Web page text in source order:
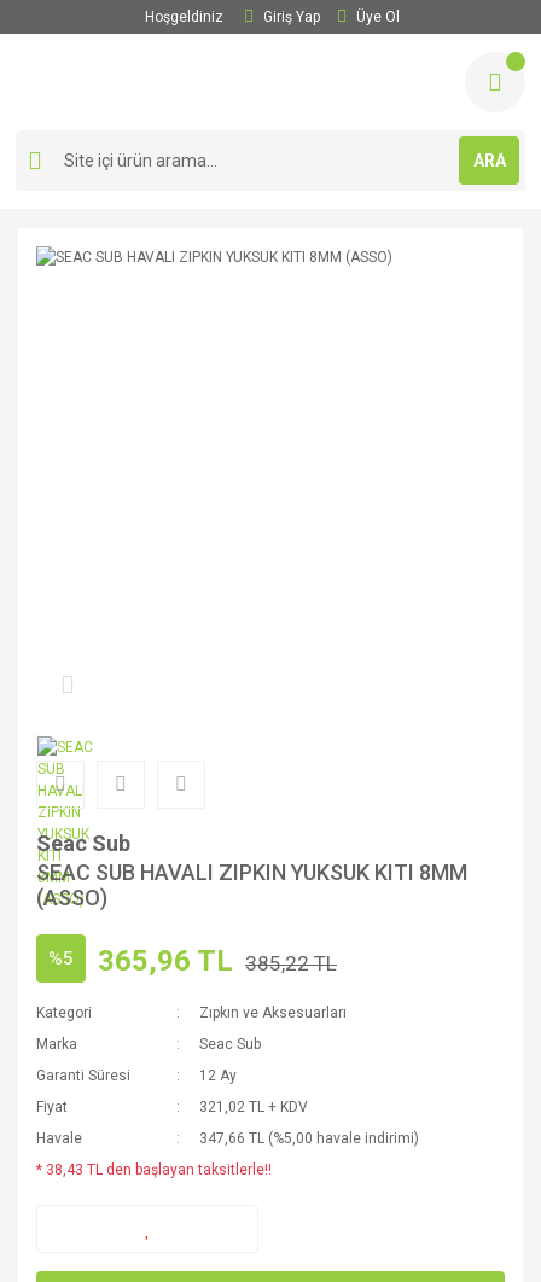
Hoşgeldiniz Giriş Yap Üye Ol
ARA
Seac Sub
SEAC SUB HAVALI ZIPKIN YUKSUK KITI 8MM
(ASSO)
%5 365,96 TL 385,22 TL
Kategori
Zıpkın ve Aksesuarları
Marka
Seac Sub
Garanti Süresi
12 Ay
Fiyat
321,02 TL + KDV
Havale
347,66 TL (%5,00 havale indirimi)
* 38,43 TL den başlayan taksitlerle!!